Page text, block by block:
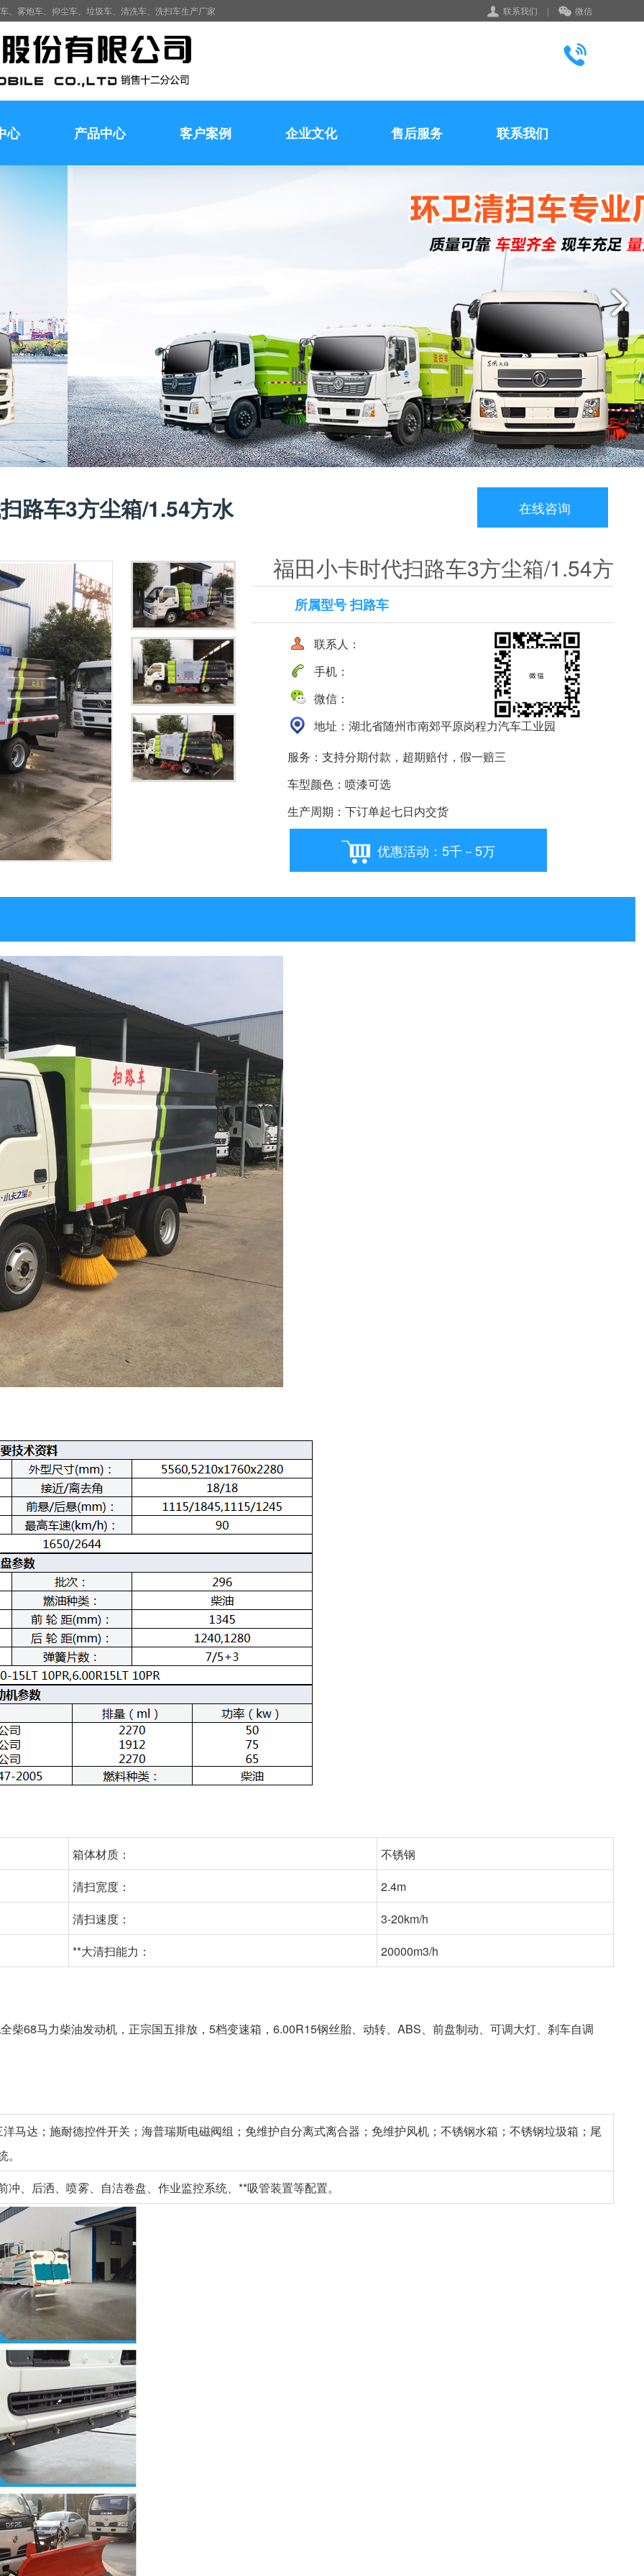
联系我们 | 微信
、雾炮车、抑尘车、垃圾车、清洗车、洗扫车生产厂家
心 产品中心 客户案例 企业文化 售后服务 联系我们
路车3方尘箱/1.54方水 在线咨询
福田小卡时代扫路车3方尘箱/1.54方
所属型号 扫路车
联系人：
手机：
微信：
要购车就扫我
地址：湖北省随州市南郊平原岗程力汽车工业园
服务：支持分期付款，超期赔付，假一赔三
车型颜色：喷漆可选
生产周期：下订单起七日内交货
优惠活动：5千－5万
箱体材质：
不锈钢
清扫宽度：
2.4m
清扫速度：
3-20km/h
**大清扫能力：
20000m3/h
柴68马力柴油发动机，正宗国五排放，5档变速箱，6.00R15钢丝胎、动转、ABS、前盘制动、可调大灯、刹车自调
马达；施耐德控件开关；海普瑞斯电磁阀组；免维护自分离式离合器；免维护风机；不锈钢水箱；不锈钢垃圾箱；尾
、后洒、喷雾、自洁卷盘、作业监控系统、**吸管装置等配置。